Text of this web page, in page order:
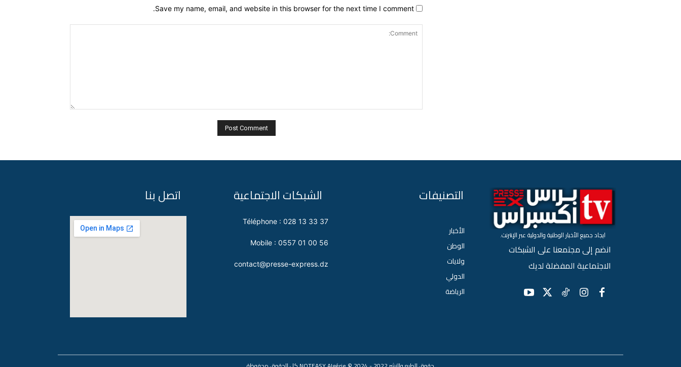
Save my name, email, and website in this browser for the next time I comment.
اتصل بنا الشبكات الاجتماعية
Téléphone : 028 13 33 37
Mobile : 0557 01 00 56
contact@presse-express.dz
التصنيفات
الأخبار
الوطن
ولايات
الدولي
الرياضة
ايجاد جميع الأخبار الوطنية والدولية عبر الإنترنت.
انضم إلى مجتمعنا على الشبكات
الاجتماعية المفضلة لديك